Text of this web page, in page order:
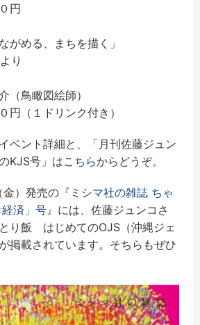
円
める、まちを描く」
り
（鳥瞰図絵師）
円（１ドリンク付き）
ベント詳細と、「月刊佐藤ジュン
KJS号」はこちらからどうぞ。
）発売の『 ミシマ社の雑誌 ちゃ
済」号』には、佐藤ジュンコさ
り飯 はじめてのOJS（沖縄ジェ
掲載されています。そちらもぜひ